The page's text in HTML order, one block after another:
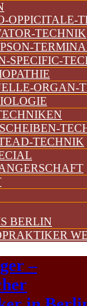
OPPICITALE-
TECHNIK
SPECIFIC-
ORGAN-
TECHNIK
BERLIN